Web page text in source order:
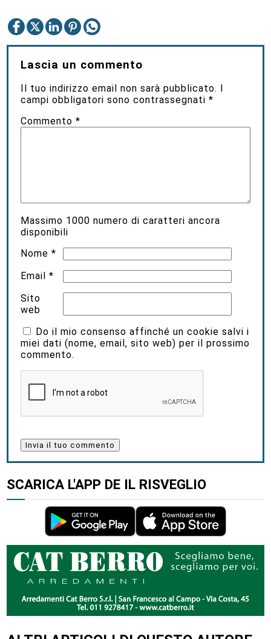
Lascia un commento
Il tuo indirizzo email non sarà pubblicato.
campi obbligatori sono contrassegnati*
Commento*
Massimo 1000 numero di caratteri ancora
disponibili
Nome*
Email*
Sito
web
Do il mio consenso affinché un cookie salvi i
miei dati (nome, email, sito web) per il prossimo
commento.
SCARICA L'APP DE IL RISVEGLIO